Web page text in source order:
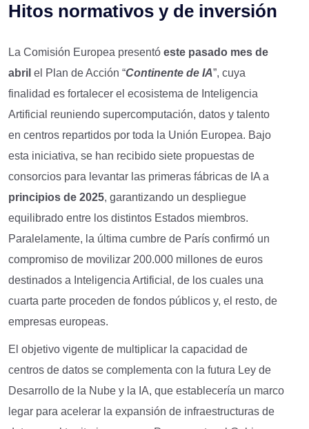
Hitos normativos y de inversión
La Comisión Europea presentó este pasado mes de
abril el Plan de Acción “Continente de IA”, cuya
finalidad es fortalecer el ecosistema de Inteligencia
Artificial reuniendo supercomputación, datos y talento
en centros repartidos por toda la Unión Europea. Bajo
esta iniciativa, se han recibido siete propuestas de
consorcios para levantar las primeras fábricas de IA a
principios de 2025, garantizando un despliegue
equilibrado entre los distintos Estados miembros.
Paralelamente, la última cumbre de París confirmó un
compromiso de movilizar 200.000 millones de euros
destinados a Inteligencia Artificial, de los cuales una
cuarta parte proceden de fondos públicos y, el resto, de
empresas europeas.
El objetivo vigente de multiplicar la capacidad de
centros de datos se complementa con la futura Ley de
Desarrollo de la Nube y la IA, que establecería un marco
legar para acelerar la expansión de infraestructuras de